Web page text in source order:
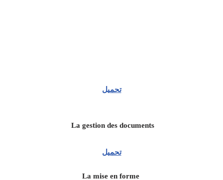
تحميل
La gestion des documents
تحميل
La mise en forme